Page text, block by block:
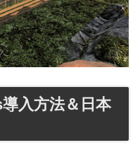
入方法＆日本